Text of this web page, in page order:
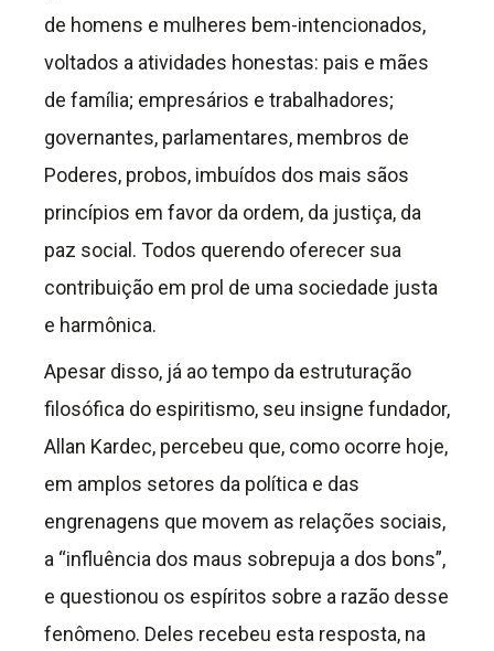
de homens e mulheres bem-intencionados,
voltados a atividades honestas: pais e mães
de família; empresários e trabalhadores;
governantes, parlamentares, membros de
Poderes, probos, imbuídos dos mais sãos
princípios em favor da ordem, da justiça, da
paz social. Todos querendo oferecer sua
contribuição em prol de uma sociedade justa
e harmônica.
Apesar disso, já ao tempo da estruturação
filosófica do espiritismo, seu insigne fundador,
Allan Kardec, percebeu que, como ocorre hoje,
em amplos setores da política e das
engrenagens que movem as relações sociais,
a “influência dos maus sobrepuja a dos bons”,
e questionou os espíritos sobre a razão desse
fenômeno. Deles recebeu esta resposta, na